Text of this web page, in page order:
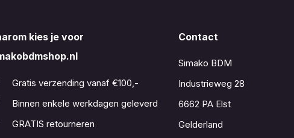
kies je voor
Gratis verzending vanaf €100,-
Binnen enkele werkdagen geleverd
GRATIS retourneren
Contact
Simako BDM
Industrieweg 28
6662 PA Elst
Gelderland